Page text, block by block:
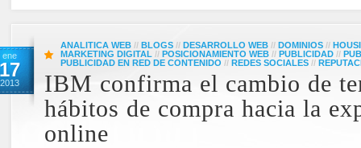
ene
17
2013
ANALITICA WEB // BLOGS // DESARROLLO WEB // DOMINIOS //
MARKETING DIGITAL // POSICIONAMIENTO WEB // PUBLICIDAD //
PUBLICIDAD EN RED DE CONTENIDO // REDES SOCIALES //
IBM confirma el cambio de
hábitos de compra hacia la
online